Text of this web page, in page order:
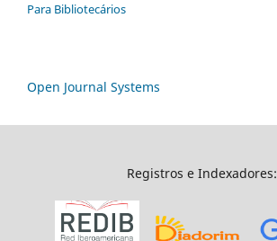
Para Bibliotecários
Open Journal Systems
Registros e Indexadores: